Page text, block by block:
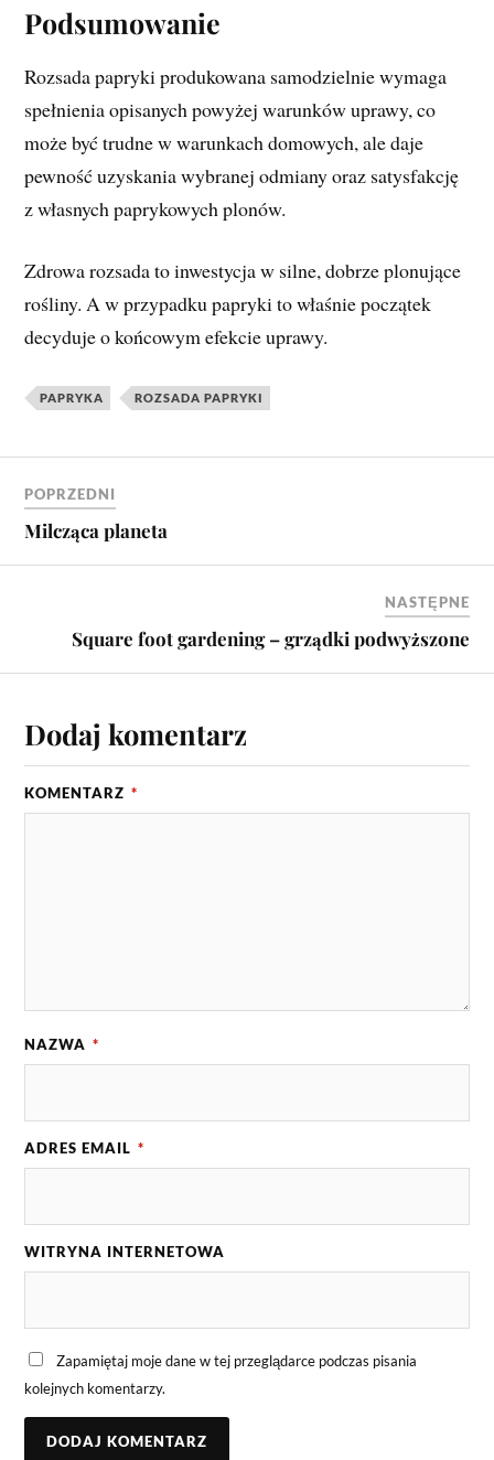
Podsumowanie
Rozsada papryki produkowana samodzielnie wymaga
spełnienia opisanych powyżej warunków uprawy, co
może być trudne w warunkach domowych, ale daje
pewność uzyskania wybranej odmiany oraz satysfakcję
z własnych paprykowych plonów.
Zdrowa rozsada to inwestycja w silne, dobrze plonujące
rośliny. A w przypadku papryki to właśnie początek
decyduje o końcowym efekcie uprawy.
PAPRYKA ROZSADA PAPRYKI
POPRZEDNI
Milcząca planeta
NASTĘPNE
Square foot gardening – grządki podwyższone
Dodaj komentarz
KOMENTARZ *
NAZWA *
ADRES EMAIL *
WITRYNA INTERNETOWA
Zapamiętaj moje dane w tej przeglądarce podczas pisania
kolejnych komentarzy.